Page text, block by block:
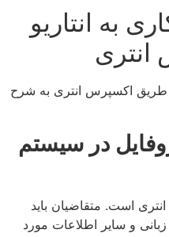
به انتاریو
طریق اکسپرس انتری به شرح
در سیستم
است. متقاضیان باید
و سایر اطلاعات مورد